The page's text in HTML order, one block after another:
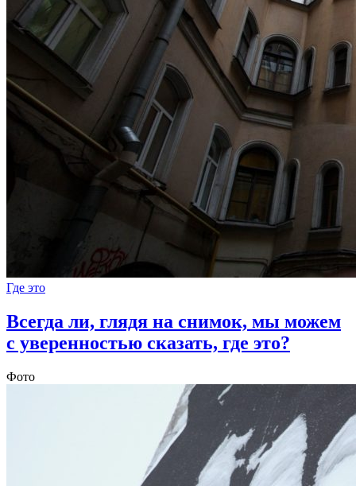
Где это
Всегда ли, глядя на снимок, мы можем
с уверенностью сказать, где это?
Фото